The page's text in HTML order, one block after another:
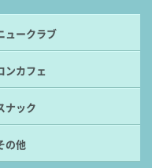
ュークラブ
ンカフェ
ナック
の他